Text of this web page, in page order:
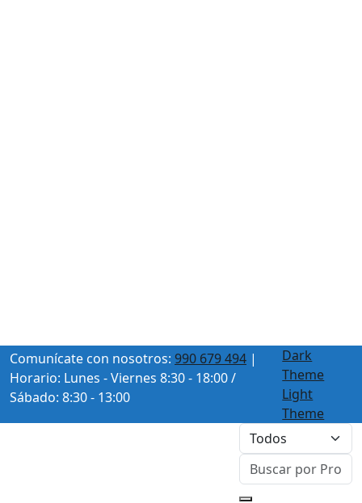
Comunícate con nosotros: 990 679 494 |
Horario: Lunes - Viernes 8:30 - 18:00 /
Sábado: 8:30 - 13:00
Dark
Theme
Light
Theme